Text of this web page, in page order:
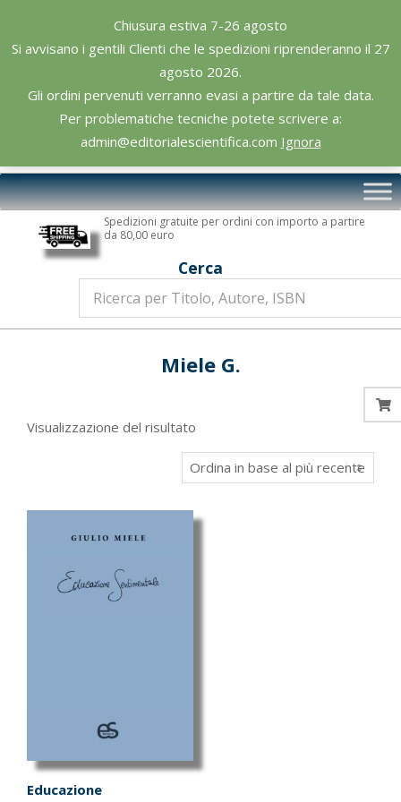
Chiusura estiva 7-26 agosto
Si avvisano i gentili Clienti che le spedizioni riprenderanno il 27
agosto 2026.
Gli ordini pervenuti verranno evasi a partire da tale data.
Per problematiche tecniche potete scrivere a:
admin@editorialescientifica.com Ignora
content
Editoriale
Scientifica
Primary
Navigation
Spedizioni gratuite per ordini con importo a partire
da 80,00 euro
Cerca
Miele G.
Visualizzazione del risultato
Educazione